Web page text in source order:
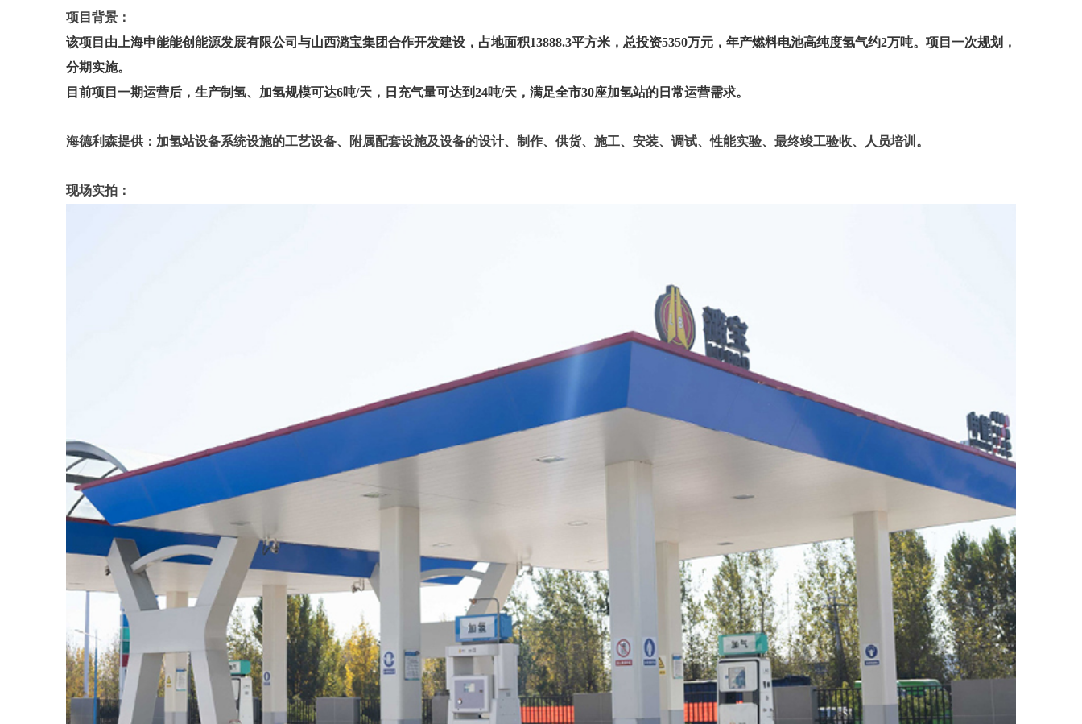
项目背景：
该项目由上海申能能创能源发展有限公司与山西潞宝集团合作开发建设，占地面积13888.3平方米，总投资5350万元，年产燃料电池高纯度氢气约2万吨。项目一次规划，
分期实施。
目前项目一期运营后，生产制氢、加氢规模可达6吨/天，日充气量可达到24吨/天，满足全市30座加氢站的日常运营需求。
海德利森提供： 加氢站设备系统设施的工艺设备、附属配套设施及设备的设计、制作、供货、施工、安装、调试、性能实验、最终竣工验收、人员培训。
现场实拍：